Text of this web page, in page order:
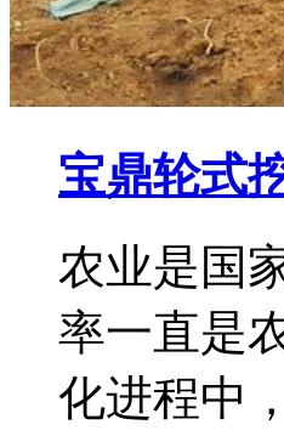
宝鼎轮式
农业是国
率一直是
化进程中